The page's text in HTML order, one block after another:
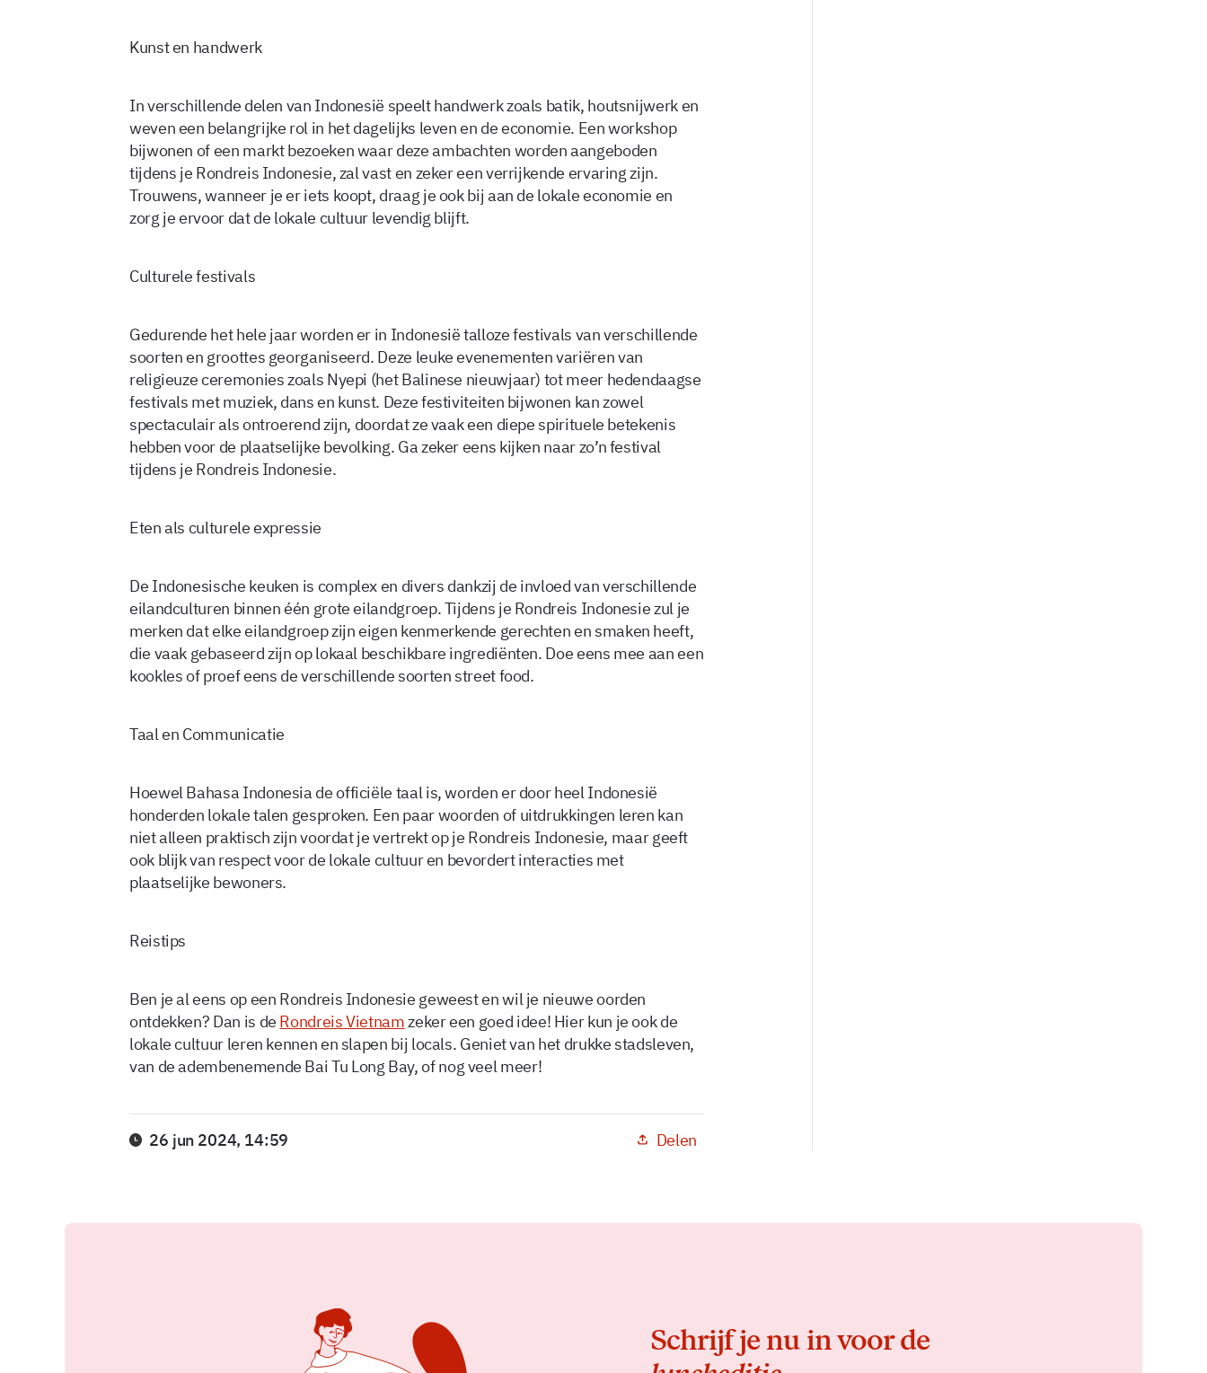
Kunst en handwerk
In verschillende delen van Indonesië speelt handwerk zoals batik, houtsnijwerk en
weven een belangrijke rol in het dagelijks leven en de economie. Een workshop
bijwonen of een markt bezoeken waar deze ambachten worden aangeboden
tijdens je Rondreis Indonesie, zal vast en zeker een verrijkende ervaring zijn.
Trouwens, wanneer je er iets koopt, draag je ook bij aan de lokale economie en
zorg je ervoor dat de lokale cultuur levendig blijft.
Culturele festivals
Gedurende het hele jaar worden er in Indonesië talloze festivals van verschillende
soorten en groottes georganiseerd. Deze leuke evenementen variëren van
religieuze ceremonies zoals Nyepi (het Balinese nieuwjaar) tot meer hedendaagse
festivals met muziek, dans en kunst. Deze festiviteiten bijwonen kan zowel
spectaculair als ontroerend zijn, doordat ze vaak een diepe spirituele betekenis
hebben voor de plaatselijke bevolking. Ga zeker eens kijken naar zo’n festival
tijdens je Rondreis Indonesie.
Eten als culturele expressie
De Indonesische keuken is complex en divers dankzij de invloed van verschillende
eilandculturen binnen één grote eilandgroep. Tijdens je Rondreis Indonesie zul je
merken dat elke eilandgroep zijn eigen kenmerkende gerechten en smaken heeft,
die vaak gebaseerd zijn op lokaal beschikbare ingrediënten. Doe eens mee aan een
kookles of proef eens de verschillende soorten street food.
Taal en Communicatie
Hoewel Bahasa Indonesia de officiële taal is, worden er door heel Indonesië
honderden lokale talen gesproken. Een paar woorden of uitdrukkingen leren kan
niet alleen praktisch zijn voordat je vertrekt op je Rondreis Indonesie, maar geeft
ook blijk van respect voor de lokale cultuur en bevordert interacties met
plaatselijke bewoners.
Reistips
Ben je al eens op een Rondreis Indonesie geweest en wil je nieuwe oorden
ontdekken? Dan is de Rondreis Vietnamzeker een goed idee! Hier kun je ook de
lokale cultuur leren kennen en slapen bij locals. Geniet van het drukke stadsleven,
van de adembenemende Bai Tu Long Bay, of nog veel meer!
26 jun 2024, 14:59 Delen
Schrijf je nu in voor de